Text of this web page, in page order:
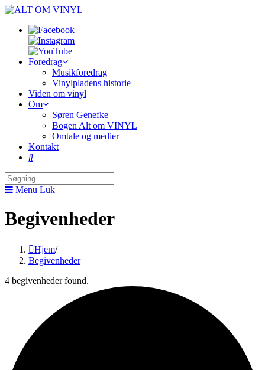
Skip
content
Foredrag
Musikforedrag
Vinylpladens historie
Viden om vinyl
Om
Søren Genefke
Bogen Alt om VINYL
Omtale og medier
Kontakt
Toggle
search
Menu Luk
Begivenheder
Hjem/
Begivenheder
4 begivenheder found.